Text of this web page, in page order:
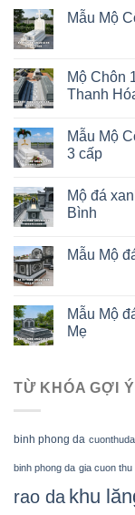
Mẫu Mộ
Mộ Chôn
Thanh
Mẫu Mộ
3 cấp
Mộ đá
Bình
Mẫu Mộ
Mẫu Mộ
Mẹ
TỪ KHÓA GỢI Ý
binh phong da cuonthuda
binh phong da gia cuon thu
rao da khu